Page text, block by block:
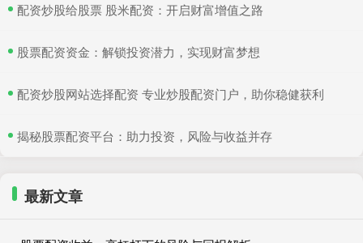
​配资炒股给股票 股米配资：开启财富增值之路
​股票配资资金：解锁投资潜力，实现财富梦想
​配资炒股网站选择配资 专业炒股配资门户，助你稳健获利
​揭秘股票配资平台：助力投资，风险与收益并存
最新文章